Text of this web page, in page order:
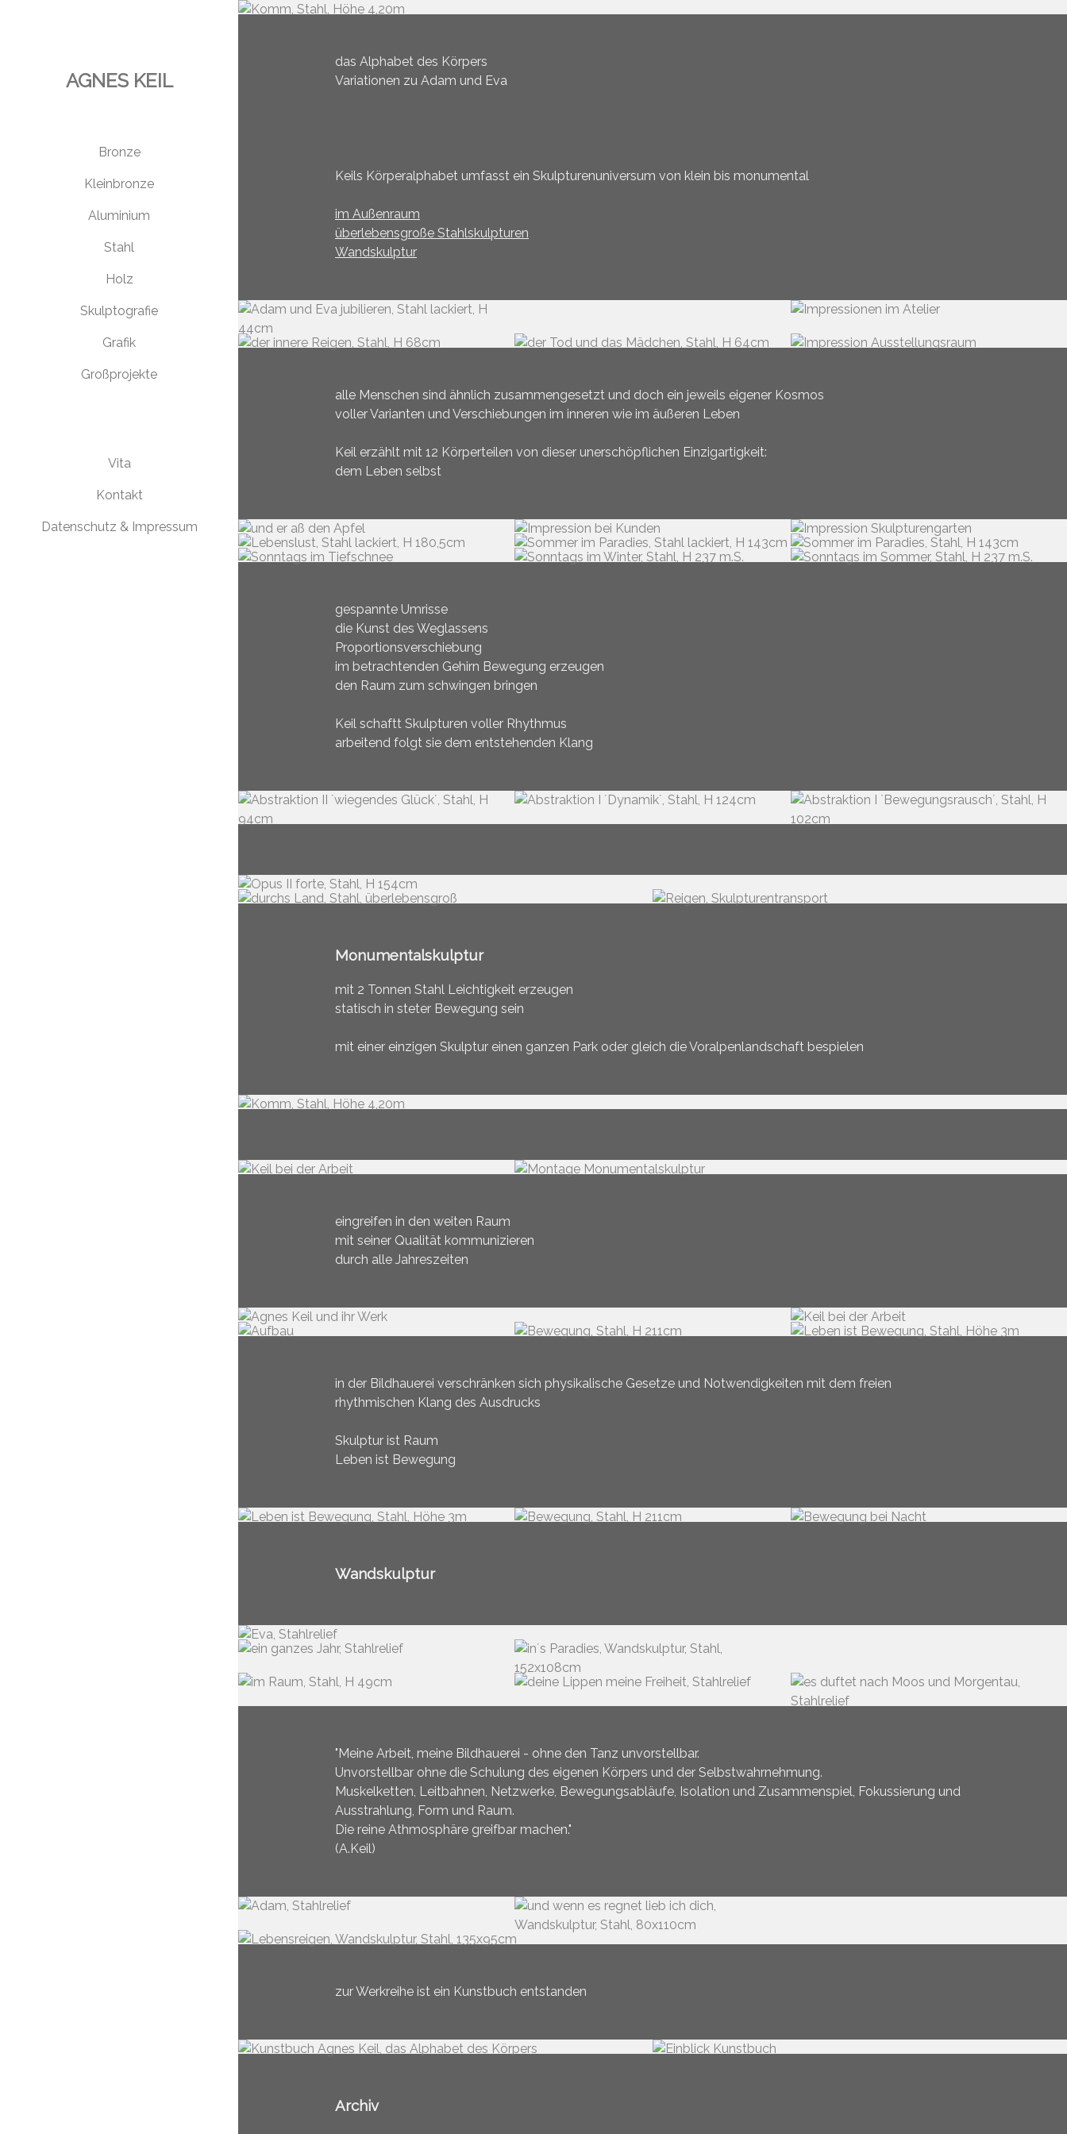
AGNES KEIL
Bronze
Kleinbronze
Aluminium
Stahl
Holz
Skulptografie
Grafik
Großprojekte
Vita
Kontakt
Datenschutz & Impressum
das Alphabet des Körpers
Variationen zu Adam und Eva
Keils Körperalphabet umfasst ein Skulpturenuniversum von klein bis monumental
im Außenraum
überlebensgroße Stahlskulpturen
Wandskulptur
alle Menschen sind ähnlich zusammengesetzt und doch ein jeweils eigener Kosmos
voller Varianten und Verschiebungen im inneren wie im äußeren Leben
Keil erzählt mit 12 Körperteilen von dieser unerschöpflichen Einzigartigkeit:
dem Leben selbst
gespannte Umrisse
die Kunst des Weglassens
Proportionsverschiebung
im betrachtenden Gehirn Bewegung erzeugen
den Raum zum schwingen bringen
Keil schaftt Skulpturen voller Rhythmus
arbeitend folgt sie dem entstehenden Klang
Monumentalskulptur
mit 2 Tonnen Stahl Leichtigkeit erzeugen
statisch in steter Bewegung sein
mit einer einzigen Skulptur einen ganzen Park oder gleich die Voralpenlandschaft bespielen
eingreifen in den weiten Raum
mit seiner Qualität kommunizieren
durch alle Jahreszeiten
in der Bildhauerei verschränken sich physikalische Gesetze und Notwendigkeiten mit dem freien
rhythmischen Klang des Ausdrucks
Skulptur ist Raum
Leben ist Bewegung
Wandskulptur
"Meine Arbeit, meine Bildhauerei - ohne den Tanz unvorstellbar.
Unvorstellbar ohne die Schulung des eigenen Körpers und der Selbstwahrnehmung.
Muskelketten, Leitbahnen, Netzwerke, Bewegungsabläufe, Isolation und Zusammenspiel, Fokussierung und
Ausstrahlung, Form und Raum.
Die reine Athmosphäre greifbar machen."
(A.Keil)
zur Werkreihe ist ein Kunstbuch entstanden
Archiv